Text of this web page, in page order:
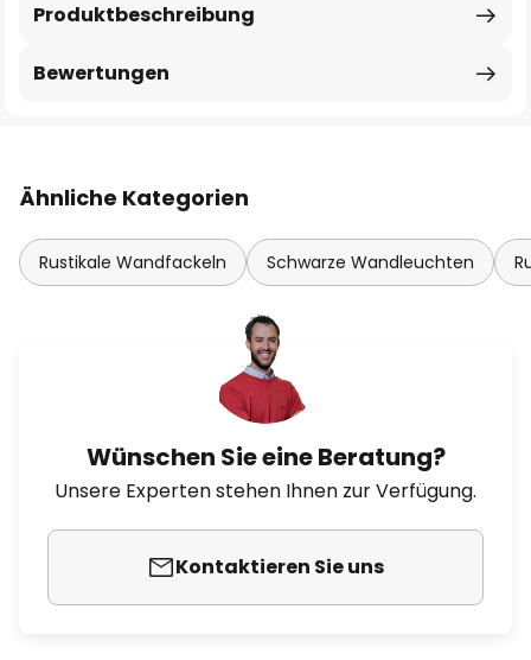
Produktbeschreibung
Bewertungen
Ähnliche Kategorien
Rustikale Wandfackeln Schwarze Wandleuchten
Wünschen Sie eine Beratung?
Unsere Experten stehen Ihnen zur Verfügung.
Kontaktieren Sie uns